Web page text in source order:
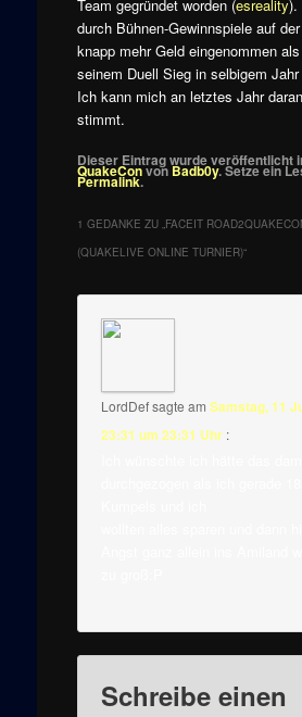
Team gegründet worden (esreality).
durch Bühnen-Gewinnspiele auf
knapp mehr Geld eingenommen
seinem Duell Sieg in selbigem Jahr
Ich kann mich an letztes Jahr
stimmt.
Dieser Eintrag wurde veröffentlicht
QuakeConvonBadb0y. Setze ein
Permalink.
1 GEDANKE ZU „ FACEIT
(QUAKELIVE ONLINE TURNIER)“
LordDefsagte am Samstag, 11
23:31 um 23:31 Uhr :
Schreibe einen